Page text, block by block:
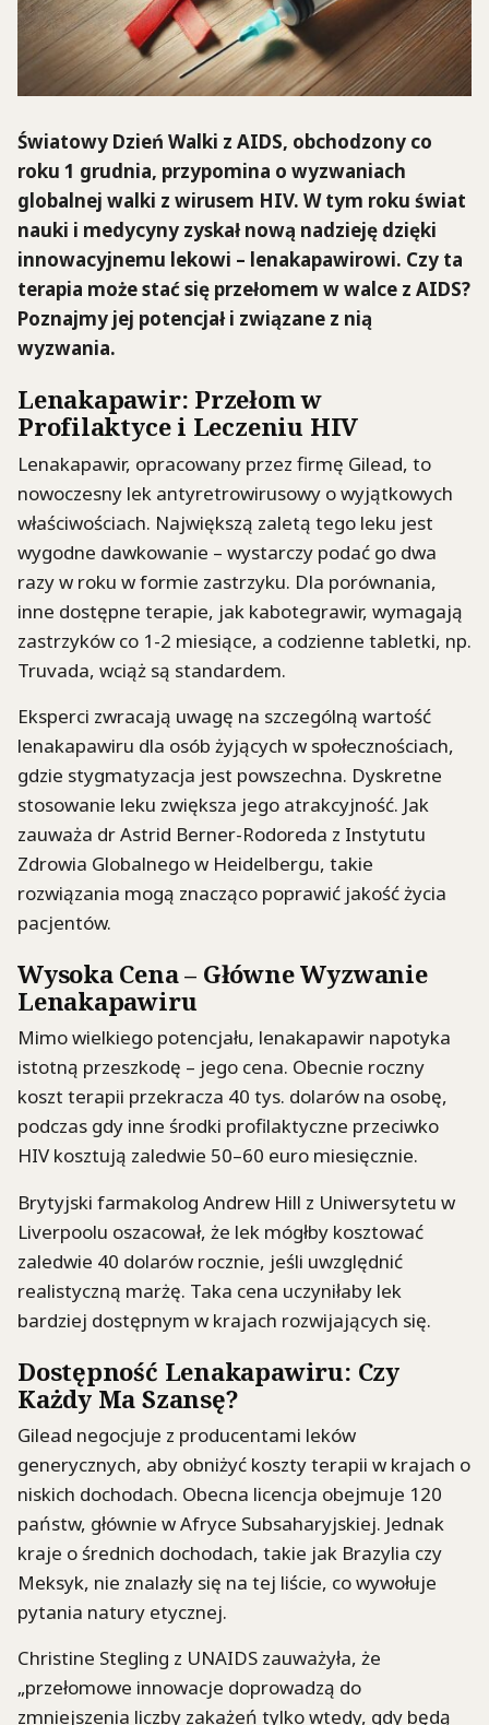
Światowy Dzień Walki z AIDS, obchodzony co
roku 1 grudnia, przypomina o wyzwaniach
globalnej walki z wirusem HIV. W tym roku świat
nauki i medycyny zyskał nową nadzieję dzięki
innowacyjnemu lekowi – lenakapawirowi. Czy ta
terapia może stać się przełomem w walce z AIDS?
Poznajmy jej potencjał i związane z nią
wyzwania.
Lenakapawir: Przełom w
Profilaktyce i Leczeniu HIV
Lenakapawir, opracowany przez firmę Gilead, to
nowoczesny lek antyretrowirusowy o wyjątkowych
właściwościach. Największą zaletą tego leku jest
wygodne dawkowanie – wystarczy podać go dwa
razy w roku w formie zastrzyku. Dla porównania,
inne dostępne terapie, jak kabotegrawir, wymagają
zastrzyków co 1-2 miesiące, a codzienne tabletki, np.
Truvada, wciąż są standardem.
Eksperci zwracają uwagę na szczególną wartość
lenakapawiru dla osób żyjących w społecznościach,
gdzie stygmatyzacja jest powszechna. Dyskretne
stosowanie leku zwiększa jego atrakcyjność. Jak
zauważa dr Astrid Berner-Rodoreda z Instytutu
Zdrowia Globalnego w Heidelbergu, takie
rozwiązania mogą znacząco poprawić jakość życia
pacjentów.
Wysoka Cena – Główne Wyzwanie
Lenakapawiru
Mimo wielkiego potencjału, lenakapawir napotyka
istotną przeszkodę – jego cena. Obecnie roczny
koszt terapii przekracza 40 tys. dolarów na osobę,
podczas gdy inne środki profilaktyczne przeciwko
HIV kosztują zaledwie 50–60 euro miesięcznie.
Brytyjski farmakolog Andrew Hill z Uniwersytetu w
Liverpoolu oszacował, że lek mógłby kosztować
zaledwie 40 dolarów rocznie, jeśli uwzględnić
realistyczną marżę. Taka cena uczyniłaby lek
bardziej dostępnym w krajach rozwijających się.
Dostępność Lenakapawiru: Czy
Każdy Ma Szansę?
Gilead negocjuje z producentami leków
generycznych, aby obniżyć koszty terapii w krajach o
niskich dochodach. Obecna licencja obejmuje 120
państw, głównie w Afryce Subsaharyjskiej. Jednak
kraje o średnich dochodach, takie jak Brazylia czy
Meksyk, nie znalazły się na tej liście, co wywołuje
pytania natury etycznej.
Christine Stegling z UNAIDS zauważyła, że
„przełomowe innowacje doprowadzą do
zmniejszenia liczby zakażeń tylko wtedy, gdy będą